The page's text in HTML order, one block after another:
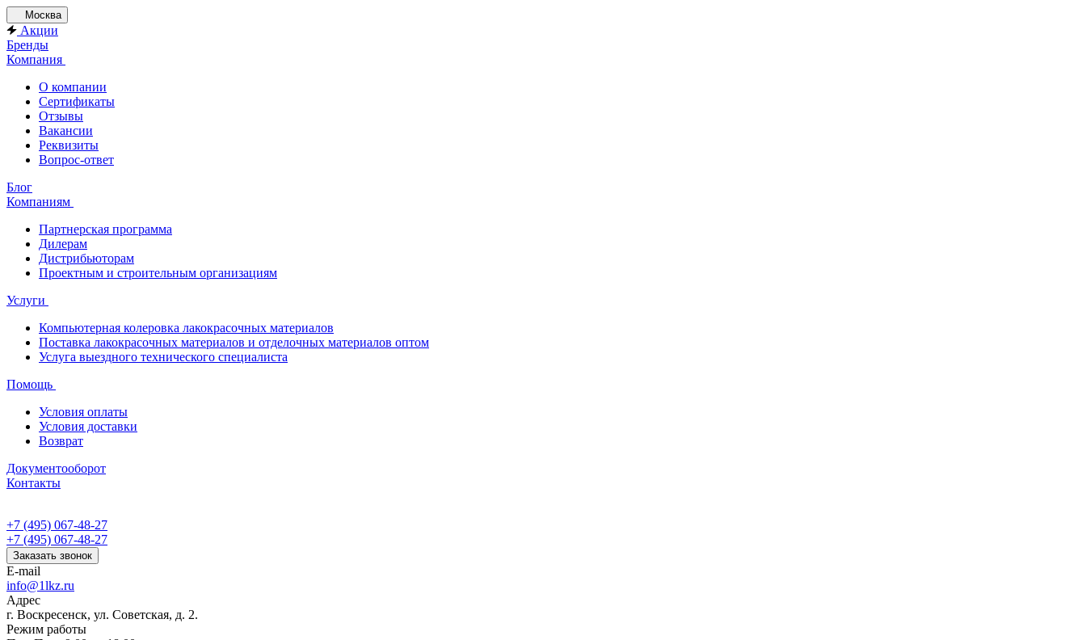
Москва
Акции
Бренды
Компания
О компании
Сертификаты
Отзывы
Вакансии
Реквизиты
Вопрос-ответ
Блог
Компаниям
Партнерская программа
Дилерам
Дистрибьюторам
Проектным и строительным организациям
Услуги
Компьютерная колеровка лакокрасочных материалов
Поставка лакокрасочных материалов и отделочных материалов оптом
Услуга выездного технического специалиста
Помощь
Условия оплаты
Условия доставки
Возврат
Документооборот
Контакты
+7 (495) 067-48-27
+7 (495) 067-48-27
Заказать звонок
E-mail
info@1lkz.ru
Адрес
г. Воскресенск, ул. Советская, д. 2.
Режим работы